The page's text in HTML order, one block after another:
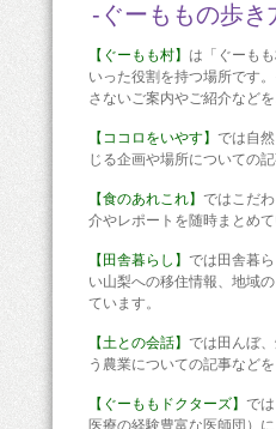
-ぐーももの歩き
【ぐーもも村】 は「ぐーも
いった役割を持つ場所です
さないご案内やご紹介など
【ココロをいやす】 では自
じる企画や場所についての
【食のあれこれ】 ではこだ
介やレポートを随時まとめて
【田舎暮らし】 では田舎暮
い山梨への移住情報、地域
ています。
【土との会話】 では田んぼ
う農業についての記事などを
【ぐーももドクターズ】 で